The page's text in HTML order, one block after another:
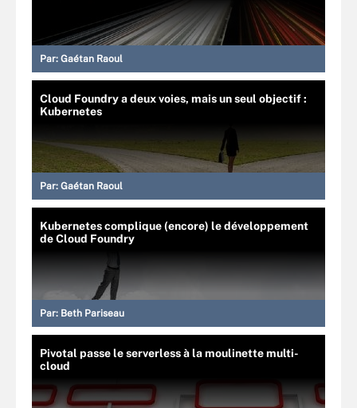
Par: Gaétan Raoul
Cloud Foundry a deux voies, mais un seul objectif :
Kubernetes
Par: Gaétan Raoul
Kubernetes complique (encore) le développement
de Cloud Foundry
Par: Beth Pariseau
Pivotal passe le serverless à la moulinette multi-
cloud